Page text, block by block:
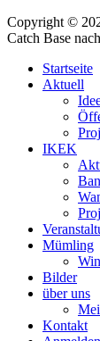
Copyright ©
Catch Base nach
oben
scrollen
Startseite
Aktuell
IKEK
Mümling
Bilder
über uns
Kontakt